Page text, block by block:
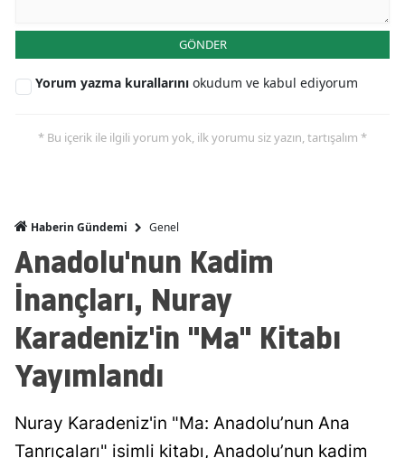
GÖNDER
Yorum yazma kurallarını okudum ve kabul ediyorum
* Bu içerik ile ilgili yorum yok, ilk yorumu siz yazın, tartışalım *
Haberin Gündemi Genel
Anadolu'nun Kadim
İnançları, Nuray
Karadeniz'in "Ma" Kitabı
Yayımlandı
Nuray Karadeniz'in "Ma: Anadolu’nun Ana
Tanrıçaları" isimli kitabı, Anadolu’nun kadim